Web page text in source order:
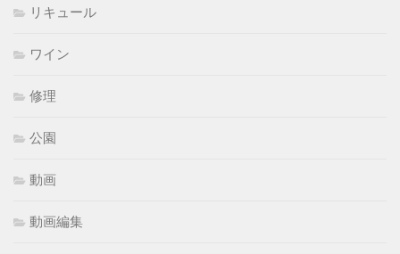
リキュール
ワイン
修理
公園
動画
動画編集